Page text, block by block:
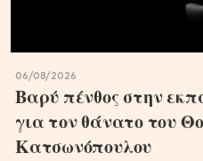
06/08/2026
Βαρύ πένθος στην
για τον θάνατο του
Κατσωνόπουλου